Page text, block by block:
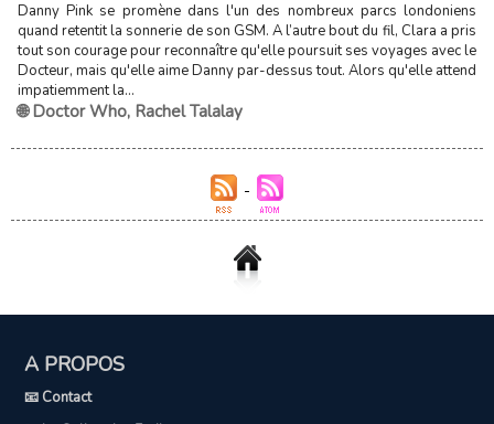
Danny Pink se promène dans l'un des nombreux parcs londoniens
quand retentit la sonnerie de son GSM. A l’autre bout du fil, Clara a pris
tout son courage pour reconnaître qu'elle poursuit ses voyages avec le
Docteur, mais qu'elle aime Danny par-dessus tout. Alors qu'elle attend
impatiemment la...
🌐 Doctor Who, Rachel Talalay
A PROPOS
📧 Contact